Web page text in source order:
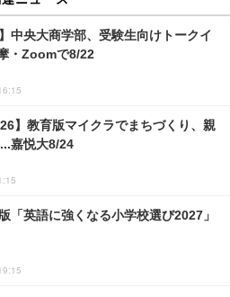
中央大商学部、受験生向けトークイ
・Zoomで8/22
】教育版マイクラでまちづくり、親
嘉悦大8/24
「英語に強くなる小学校選び2027」